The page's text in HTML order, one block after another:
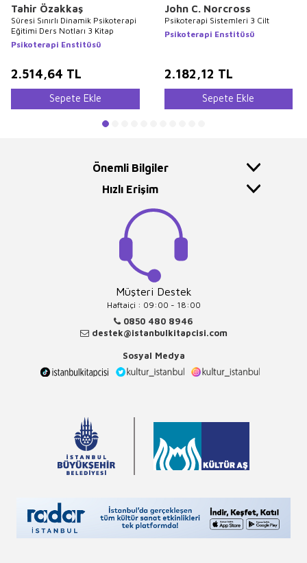
Tahir Özakkaş
Süresi Sınırlı Dinamik Psikoterapi
Eğitimi Ders Notları 3 Kitap
Psikoterapi Enstitüsü
2.514,64 TL
Sepete Ekle
John C. Norcross
Psikoterapi Sistemleri 3 Cilt
Psikoterapi Enstitüsü
2.182,12 TL
Sepete Ekle
Önemli Bilgiler
Hızlı Erişim
Müşteri Destek
Haftaiçi : 09:00 - 18:00
0850 480 8946
destek@istanbulkitapcisi.com
Sosyal Medya